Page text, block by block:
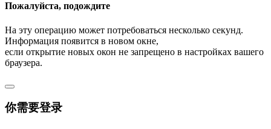
Пожалуйста, подождите
На эту операцию может потребоваться несколько секунд.
Информация появится в новом окне,
если открытие новых окон не запрещено в настройках вашего
браузера.
你需要登录